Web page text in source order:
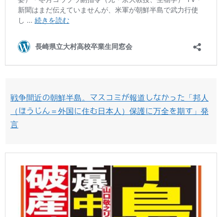
戦争間近の朝鮮半島。マスコミが報道しなかった「邦人
（ほうじん＝外国に住む日本人）保護に万全を期す」発
言